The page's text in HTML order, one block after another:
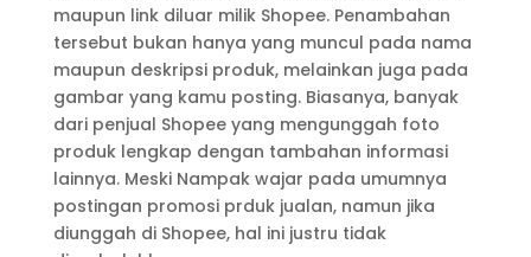
maupun link diluar milik Shopee. Penambahan
tersebut bukan hanya yang muncul pada nama
maupun deskripsi produk, melainkan juga pada
gambar yang kamu posting. Biasanya, banyak
dari penjual Shopee yang mengunggah foto
produk lengkap dengan tambahan informasi
lainnya. Meski Nampak wajar pada umumnya
postingan promosi prduk jualan, namun jika
diunggah di Shopee, hal ini justru tidak